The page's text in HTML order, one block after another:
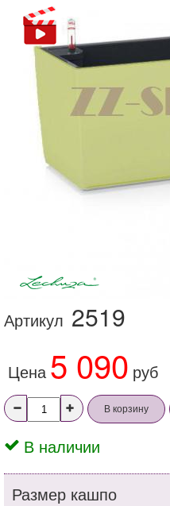
Артикул 2519
Цена 5 090 руб
В корзину
В наличии
Размер кашпо